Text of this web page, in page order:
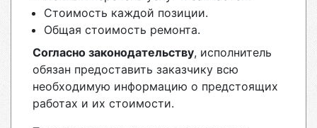
Стоимость каждой позиции.
Общая стоимость ремонта.
Согласно законодательству, исполнитель
обязан предоставить заказчику всю
необходимую информацию о предстоящих
работах и их стоимости.